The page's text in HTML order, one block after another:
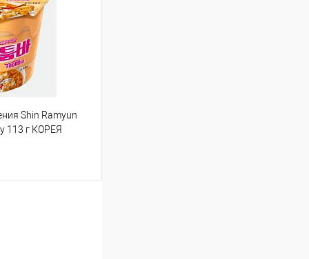
указана в корзине и
общая сумма
Shin Ramyun
113 г КОРЕЯ